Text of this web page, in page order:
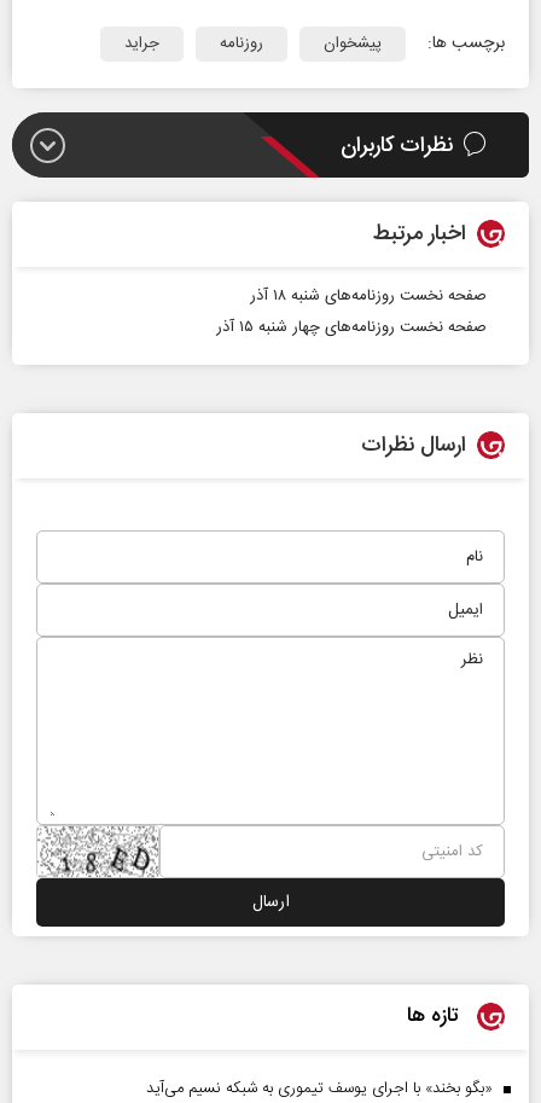
برچسب ها: پیشخوان روزنامه جراید
نظرات کاربران
اخبار مرتبط
صفحه نخست روزنامه‌های شنبه ۱۸ آذر
صفحه نخست روزنامه‌های چهار شنبه ۱۵ آذر
ارسال نظرات
تازه ها
«بگو بخند» با اجرای یوسف تیموری به شبکه نسیم می‌آید